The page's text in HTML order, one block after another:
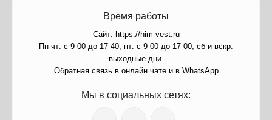
Время работы
Сайт: https://him-vest.ru
Пн-чт: с 9-00 до 17-40, пт: с 9-00 до 17-00, сб и вскр:
выходные дни.
Обратная связь в онлайн чате и в WhatsApp
Мы в социальных сетях: